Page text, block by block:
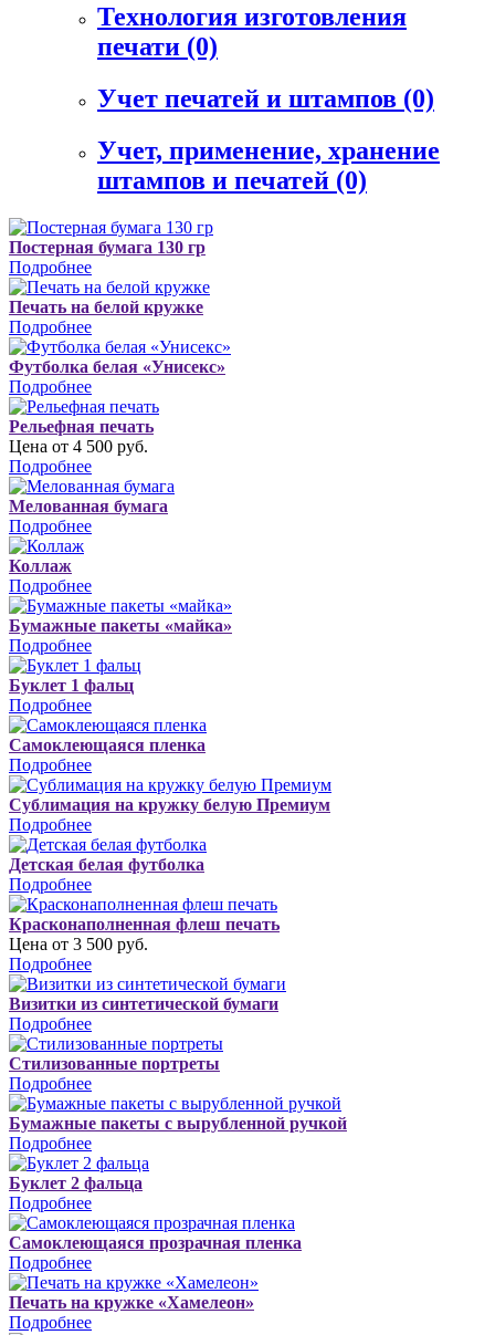
Технология изготовления
печати (0)
Учет печатей и штампов (0)
Учет, применение, хранение
штампов и печатей (0)
Постерная бумага 130 гр
Подробнее
Печать на белой кружке
Подробнее
Футболка белая «Унисекс»
Подробнее
Рельефная печать
Цена от 4 500 руб.
Подробнее
Мелованная бумага
Подробнее
Коллаж
Подробнее
Бумажные пакеты «майка»
Подробнее
Буклет 1 фальц
Подробнее
Самоклеющаяся пленка
Подробнее
Сублимация на кружку белую Премиум
Подробнее
Детская белая футболка
Подробнее
Красконаполненная флеш печать
Цена от 3 500 руб.
Подробнее
Визитки из синтетической бумаги
Подробнее
Стилизованные портреты
Подробнее
Бумажные пакеты с вырубленной ручкой
Подробнее
Буклет 2 фальца
Подробнее
Самоклеющаяся прозрачная пленка
Подробнее
Печать на кружке «Хамелеон»
Подробнее